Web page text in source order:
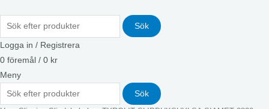
Sök
Logga in / Registrera
0 föremål / 0 kr
Meny
Sök